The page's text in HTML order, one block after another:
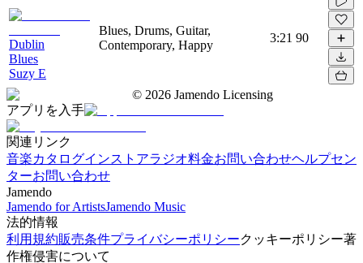
Dublin
Blues
Suzy E
Blues, Drums, Guitar,
Contemporary, Happy
3:21 90
© 2026 Jamendo Licensing
アプリを入手
関連リンク
音楽カタログインストアラジオ料金お問い合わせヘルプセン
ターお問い合わせ
Jamendo
Jamendo for ArtistsJamendo Music
法的情報
利用規約販売条件プライバシーポリシークッキーポリシー著
作権侵害について